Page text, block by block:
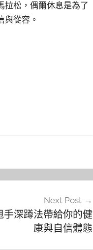
拉松，偶爾休息是為了
從容。
Next Post
深蹲法帶給你的健
康與自信體態